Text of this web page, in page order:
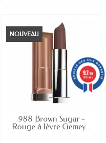
NOUVEAU
EN STOCK
988 Brown Sugar -
Rouge à lèvre Gemey...
9.7/10
5887 avis